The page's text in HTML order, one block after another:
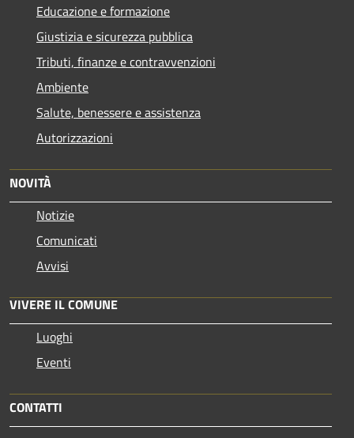
Educazione e formazione
Giustizia e sicurezza pubblica
Tributi, finanze e contravvenzioni
Ambiente
Salute, benessere e assistenza
Autorizzazioni
NOVITÀ
Notizie
Comunicati
Avvisi
VIVERE IL COMUNE
Luoghi
Eventi
CONTATTI